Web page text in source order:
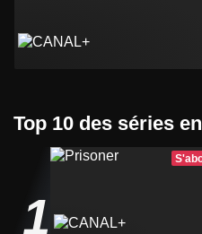
Top 10 des séries
1